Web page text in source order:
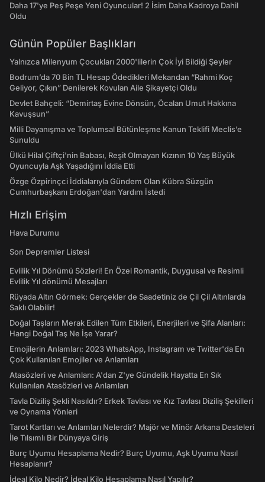
Daha 17'ye Peş Peşe Yeni Oyuncular! 2 İsim Daha Kadroya Dahil
Oldu
Günün Popüler Başlıkları
Yalnızca Milenyum Çocukları 2000'lilerin Çok İyi Bildiği Şeyler
Bodrum’da 70 Bin TL Hesap Ödedikleri Mekandan “Rahmi Koç
Geliyor, Çıkın” Denilerek Kovulan Aile Şikayetçi Oldu
Devlet Bahçeli: “Demirtaş Evine Dönsün, Öcalan Umut Hakkına
Kavuşsun”
Milli Dayanışma ve Toplumsal Bütünleşme Kanun Teklifi Meclis’e
Sunuldu
Ülkü Hilal Çiftçi'nin Babası, Reşit Olmayan Kızının 10 Yaş Büyük
Oyuncuyla Aşk Yaşadığını İddia Etti
Özge Özpirinçci İddialarıyla Gündem Olan Kübra Süzgün
Cumhurbaşkanı Erdoğan'dan Yardım İstedi
Hızlı Erişim
Hava Durumu
Son Depremler Listesi
Evlilik Yıl Dönümü Sözleri! En Özel Romantik, Duygusal ve Resimli
Evlilik Yıl dönümü Mesajları
Rüyada Altın Görmek: Gerçekler de Saadetiniz de Çil Çil Altınlarda
Saklı Olabilir!
Doğal Taşların Merak Edilen Tüm Etkileri, Enerjileri ve Şifa Alanları:
Hangi Doğal Taş Ne İşe Yarar?
Emojilerin Anlamları: 2023 WhatsApp, Instagram ve Twitter'da En
Çok Kullanılan Emojiler ve Anlamları
Atasözleri ve Anlamları: A'dan Z'ye Gündelik Hayatta En Sık
Kullanılan Atasözleri ve Anlamları
Tavla Diziliş Şekli Nasıldır? Erkek Tavlası ve Kız Tavlası Diziliş Şekilleri
ve Oynama Yönleri
Tarot Kartları ve Anlamları Nelerdir? Majör ve Minör Arkana Desteleri
İle Tılsımlı Bir Dünyaya Giriş
Burç Uyumu Hesaplama Nedir? Burç Uyumu, Aşk Uyumu Nasıl
Hesaplanır?
İdeal Kilo Nedir? İdeal Kilo Hesaplama Nasıl Yapılır?